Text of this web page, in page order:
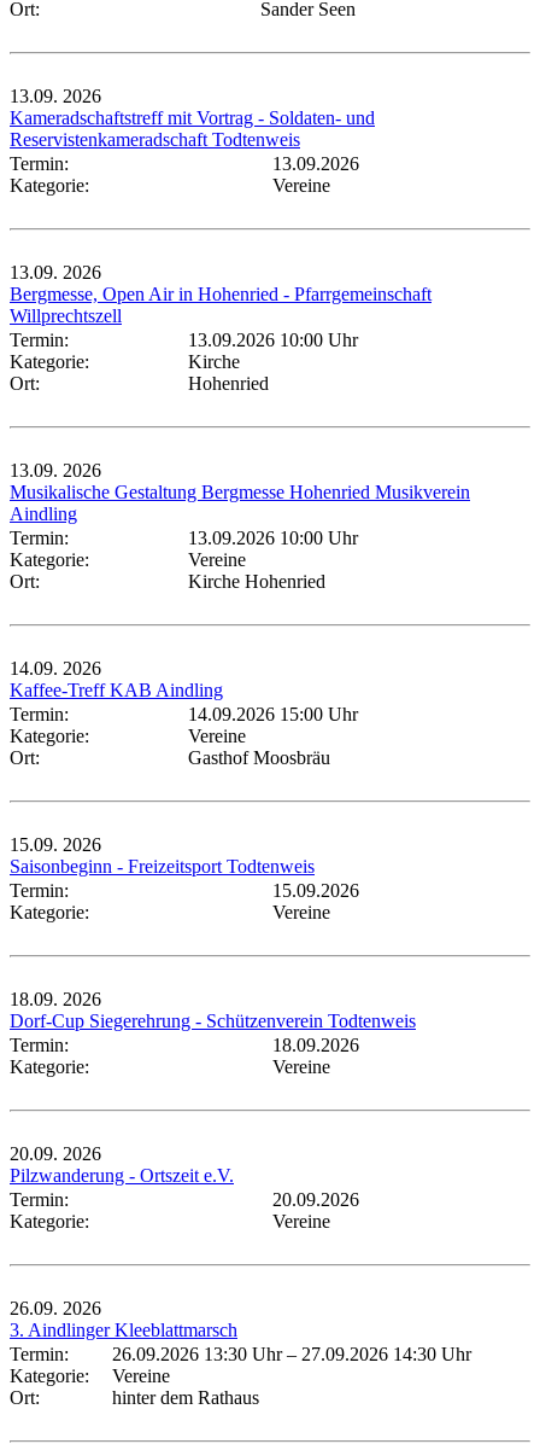
Ort: Sander Seen
13.09. 2026
Kameradschaftstreff mit Vortrag - Soldaten- und
Reservistenkameradschaft Todtenweis
Termin:
13.09.2026
Kategorie:
Vereine
13.09. 2026
Bergmesse, Open Air in Hohenried - Pfarrgemeinschaft
Willprechtszell
Termin:
13.09.2026 10:00 Uhr
Kategorie:
Kirche
Ort:
Hohenried
13.09. 2026
Musikalische Gestaltung Bergmesse Hohenried Musikverein
Aindling
Termin:
13.09.2026 10:00 Uhr
Kategorie:
Vereine
Ort:
Kirche Hohenried
14.09. 2026
Kaffee-Treff KAB Aindling
Termin:
14.09.2026 15:00 Uhr
Kategorie:
Vereine
Ort:
Gasthof Moosbräu
15.09. 2026
Saisonbeginn - Freizeitsport Todtenweis
Termin:
15.09.2026
Kategorie:
Vereine
18.09. 2026
Dorf-Cup Siegerehrung - Schützenverein Todtenweis
Termin:
18.09.2026
Kategorie:
Vereine
20.09. 2026
Pilzwanderung - Ortszeit e.V.
Termin:
20.09.2026
Kategorie:
Vereine
26.09. 2026
3. Aindlinger Kleeblattmarsch
Termin:
26.09.2026 13:30 Uhr– 27.09.2026 14:30 Uhr
Kategorie:
Vereine
Ort:
hinter dem Rathaus